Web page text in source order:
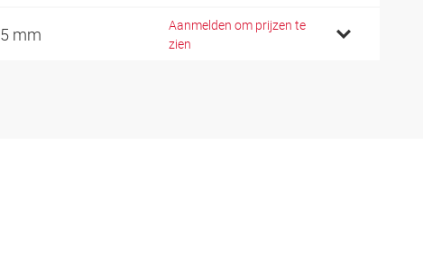
5 mm
Aanmelden om prijzen te
zien